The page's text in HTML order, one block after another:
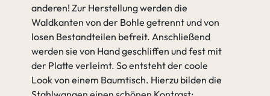
anderen! Zur Herstellung werden die
Waldkanten von der Bohle getrennt und von
losen Bestandteilen befreit. Anschließend
werden sie von Hand geschliffen und fest mit
der Platte verleimt. So entsteht der coole
Look von einem Baumtisch. Hierzu bilden die